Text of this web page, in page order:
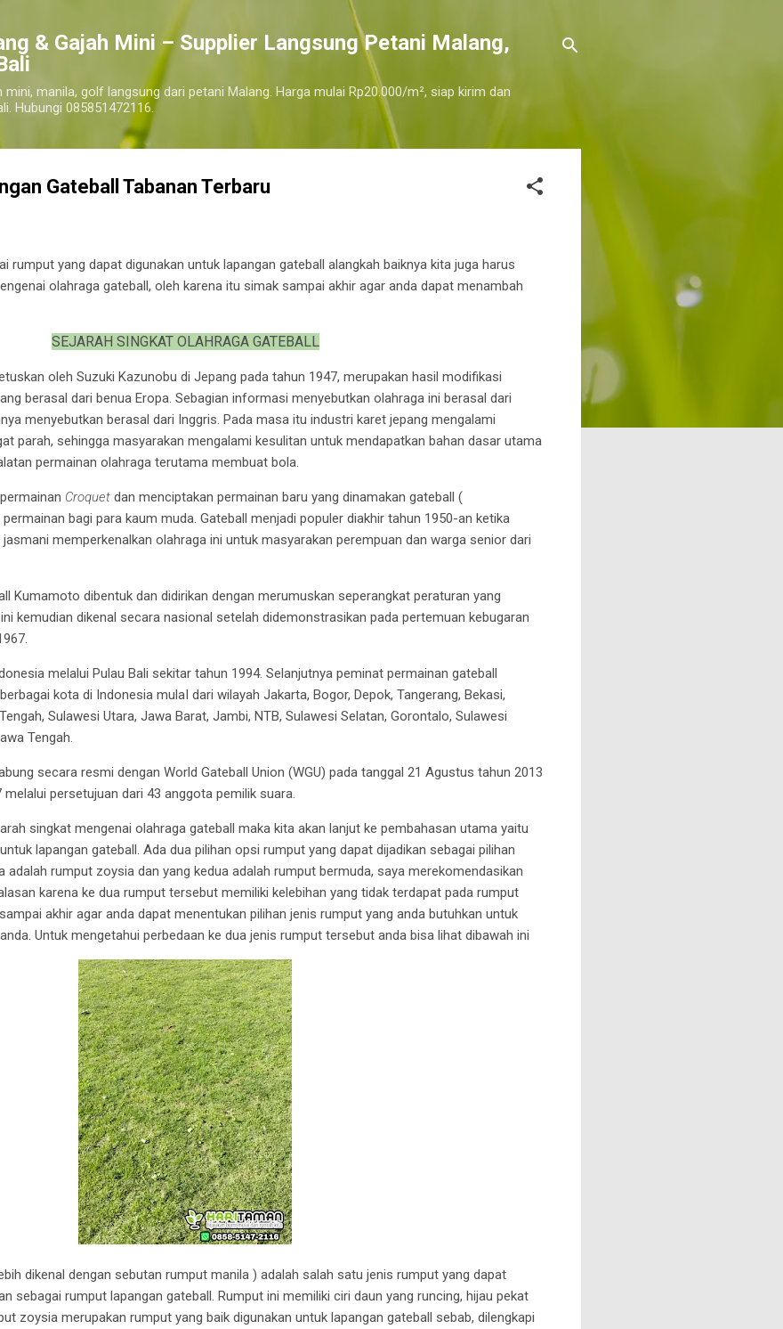
Langsung ke konten utama
& Gajah Mini – Supplier Langsung Petani Malang,
manila, golf langsung dari petani Malang. Harga mulai Rp20.000/m², siap kirim dan
Hubungi 085851472116.
Gateball Tabanan Terbaru
rumput yang dapat digunakan untuk lapangan gateball alangkah baiknya kita juga harus
olahraga gateball, oleh karena itu simak sampai akhir agar anda dapat menambah
SEJARAH SINGKAT OLAHRAGA GATEBALL
oleh Suzuki Kazunobu di Jepang pada tahun 1947, merupakan hasil modifikasi
berasal dari benua Eropa. Sebagian informasi menyebutkan olahraga ini berasal dari
menyebutkan berasal dari Inggris. Pada masa itu industri karet jepang mengalami
parah, sehingga masyarakan mengalami kesulitan untuk mendapatkan bahan dasar utama
permainan olahraga terutama membuat bola.
Croquet dan menciptakan permainan baru yang dinamakan gateball (
bagi para kaum muda. Gateball menjadi populer diakhir tahun 1950-an ketika
memperkenalkan olahraga ini untuk masyarakan perempuan dan warga senior dari
Kumamoto dibentuk dan didirikan dengan merumuskan seperangkat peraturan yang
kemudian dikenal secara nasional setelah didemonstrasikan pada pertemuan kebugaran
melalui Pulau Bali sekitar tahun 1994. Selanjutnya peminat permainan gateball
kota di Indonesia mulaI dari wilayah Jakarta, Bogor, Depok, Tangerang, Bekasi,
Sulawesi Utara, Jawa Barat, Jambi, NTB, Sulawesi Selatan, Gorontalo, Sulawesi
Tengah.
secara resmi dengan World Gateball Union (WGU) pada tanggal 21 Agustus tahun 2013
persetujuan dari 43 anggota pemilik suara.
singkat mengenai olahraga gateball maka kita akan lanjut ke pembahasan utama yaitu
lapangan gateball. Ada dua pilihan opsi rumput yang dapat dijadikan sebagai pilihan
adalah rumput zoysia dan yang kedua adalah rumput bermuda, saya merekomendasikan
karena ke dua rumput tersebut memiliki kelebihan yang tidak terdapat pada rumput
akhir agar anda dapat menentukan pilihan jenis rumput yang anda butuhkan untuk
Untuk mengetahui perbedaan ke dua jenis rumput tersebut anda bisa lihat dibawah ini
dikenal dengan sebutan rumput manila ) adalah salah satu jenis rumput yang dapat
sebagai rumput lapangan gateball. Rumput ini memiliki ciri daun yang runcing, hijau pekat
zoysia merupakan rumput yang baik digunakan untuk lapangan gateball sebab, dilengkapi